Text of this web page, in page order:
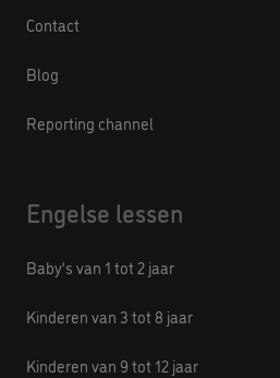
Contact
Blog
Reporting channel
Engelse lessen
Baby’s van 1 tot 2 jaar
Kinderen van 3 tot 8 jaar
Kinderen van 9 tot 12 jaar